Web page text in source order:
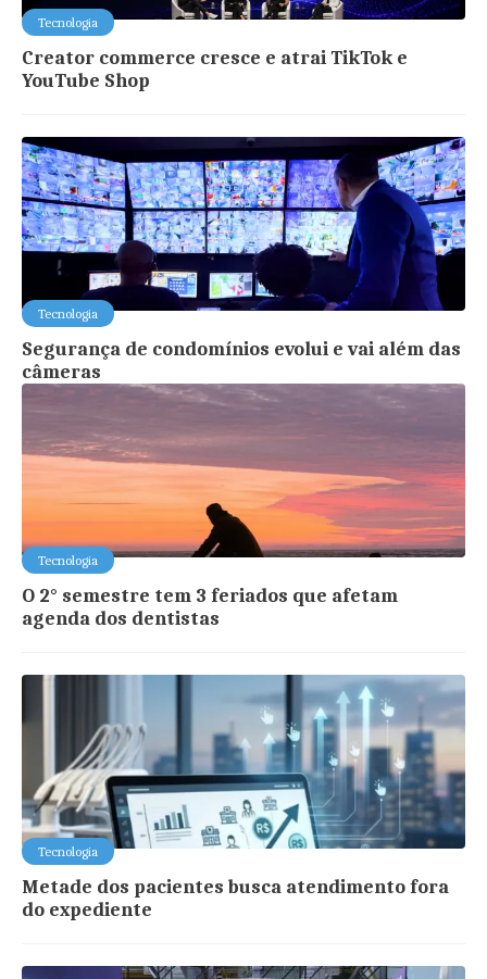
Tecnologia
Creator commerce cresce e atrai TikTok e
YouTube Shop
Tecnologia
Segurança de condomínios evolui e vai além das
câmeras
Tecnologia
O 2° semestre tem 3 feriados que afetam
agenda dos dentistas
Tecnologia
Metade dos pacientes busca atendimento fora
do expediente